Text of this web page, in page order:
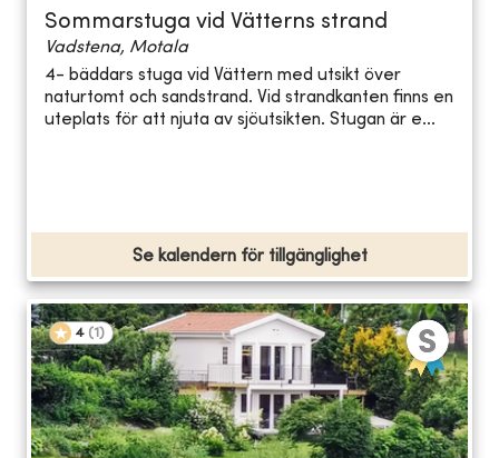
Sommarstuga vid Vätterns strand
Vadstena, Motala
4- bäddars stuga vid Vättern med utsikt över
naturtomt och sandstrand. Vid strandkanten finns en
uteplats för att njuta av sjöutsikten. Stugan är e...
Se kalendern för tillgänglighet
4 (1 )